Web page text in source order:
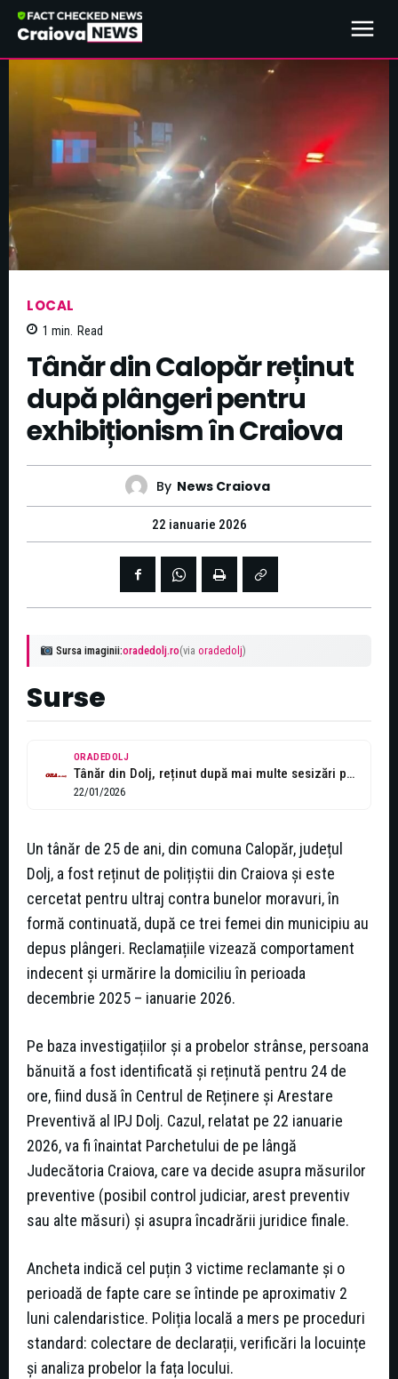
LOCAL
1 min. Read
Tânăr din Calopăr reținut
după plângeri pentru
exhibiționism în Craiova
By News Craiova
22 ianuarie 2026
Sursa imaginii:oradedolj.ro(via oradedolj)
Surse
ORADEDOLJ
Tânăr din Dolj, reținut după mai multe sesizări pentru comportament indecent
22/01/2026
Un tânăr de 25 de ani, din comuna Calopăr, județul
Dolj, a fost reținut de polițiștii din Craiova și este
cercetat pentru ultraj contra bunelor moravuri, în
formă continuată, după ce trei femei din municipiu au
depus plângeri. Reclamațiile vizează comportament
indecent și urmărire la domiciliu în perioada
decembrie 2025 – ianuarie 2026.
Pe baza investigațiilor și a probelor strânse, persoana
bănuită a fost identificată și reținută pentru 24 de
ore, fiind dusă în Centrul de Reținere și Arestare
Preventivă al IPJ Dolj. Cazul, relatat pe 22 ianuarie
2026, va fi înaintat Parchetului de pe lângă
Judecătoria Craiova, care va decide asupra măsurilor
preventive (posibil control judiciar, arest preventiv
sau alte măsuri) și asupra încadrării juridice finale.
Ancheta indică cel puțin 3 victime reclamante și o
perioadă de fapte care se întinde pe aproximativ 2
luni calendaristice. Poliția locală a mers pe proceduri
standard: colectare de declarații, verificări la locuințe
și analiza probelor la fața locului.